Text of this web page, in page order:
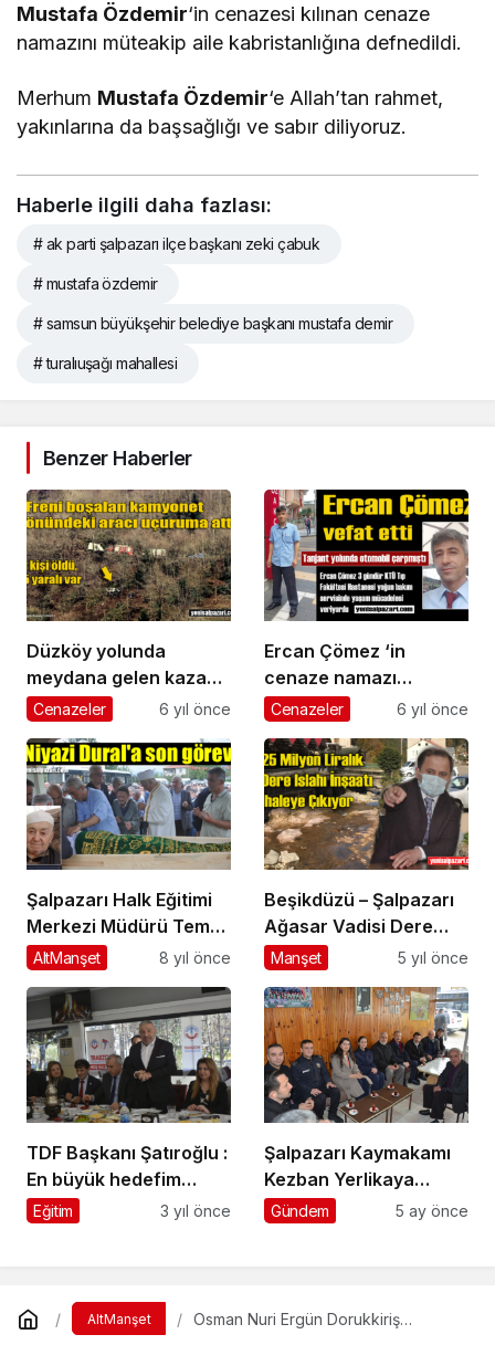
Mustafa Özdemir‘in cenazesi kılınan cenaze
namazını müteakip aile kabristanlığına defnedildi.
Merhum Mustafa Özdemir‘e Allah’tan rahmet,
yakınlarına da başsağlığı ve sabır diliyoruz.
Haberle ilgili daha fazlası:
# ak parti şalpazarı ilçe başkanı zeki çabuk
# mustafa özdemir
# samsun büyükşehir belediye başkanı mustafa demir
# turalıuşağı mahallesi
Benzer Haberler
Düzköy yolunda
meydana gelen kazada
Havva Gören hayatını
Cenazeler 6 yıl önce
Ercan Çömez ‘in
cenaze namazı
Şalpazarı merkezde
Cenazeler 6 yıl önce
Şalpazarı Halk Eğitimi
Merkezi Müdürü Temel
Dural’ın vefat eden
toprağa verildi
AltManşet 8 yıl önce
Beşikdüzü – Şalpazarı
Ağasar Vadisi Dere
Islahı ihalesi 16
Manşet 5 yıl önce
TDF Başkanı Şatıroğlu :
En büyük hedefim
İstanbul’a bir Trabzon
Eğitim 3 yıl önce
Şalpazarı Kaymakamı
Kezban Yerlikaya
Akpınar’dan Ramazan
Gündem 5 ay önce
AltManşet
Osman Nuri Ergün Dorukkiriş